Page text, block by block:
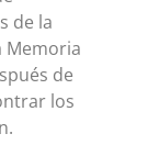
de la
Memoria
de
los